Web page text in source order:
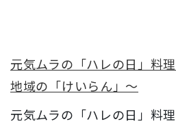
元気ムラの「ハレの日」料
地域の「けいらん」～
元気ムラの「ハレの日」料